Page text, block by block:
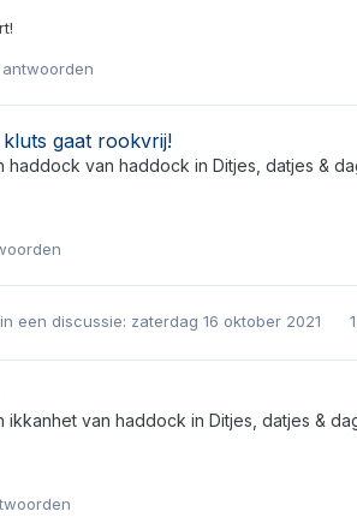
antwoorden
gaat rookvrij!
haddock van haddock in Ditjes, datjes &
een discussie: zaterdag 16 oktober 2021
ikkanhet van haddock in Ditjes, datjes &